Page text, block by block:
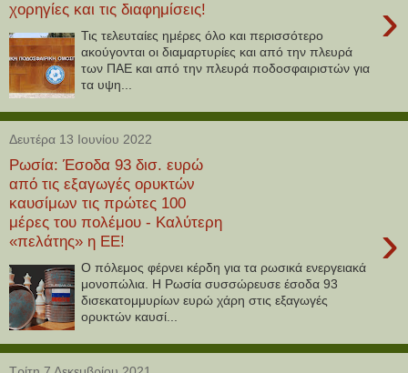
χορηγίες και τις διαφημίσεις!
›
Τις τελευταίες ημέρες όλο και περισσότερο
ακούγονται οι διαμαρτυρίες και από την πλευρά
των ΠΑΕ και από την πλευρά ποδοσφαιριστών για
τα υψη...
Δευτέρα 13 Ιουνίου 2022
Ρωσία: Έσοδα 93 δισ. ευρώ
από τις εξαγωγές ορυκτών
καυσίμων τις πρώτες 100
μέρες του πολέμου - Καλύτερη
«πελάτης» η ΕΕ!
›
Ο πόλεμος φέρνει κέρδη για τα ρωσικά ενεργειακά
μονοπώλια. Η Ρωσία συσσώρευσε έσοδα 93
δισεκατομμυρίων ευρώ χάρη στις εξαγωγές
ορυκτών καυσί...